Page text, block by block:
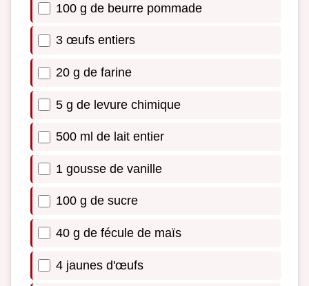
100 g de beurre pommade
3 œufs entiers
20 g de farine
5 g de levure chimique
500 ml de lait entier
1 gousse de vanille
100 g de sucre
40 g de fécule de maïs
4 jaunes d'œufs